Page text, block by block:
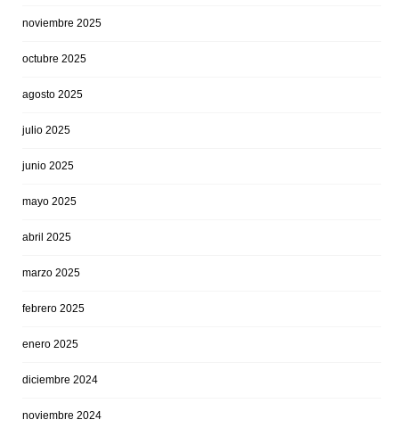
noviembre 2025
octubre 2025
agosto 2025
julio 2025
junio 2025
mayo 2025
abril 2025
marzo 2025
febrero 2025
enero 2025
diciembre 2024
noviembre 2024